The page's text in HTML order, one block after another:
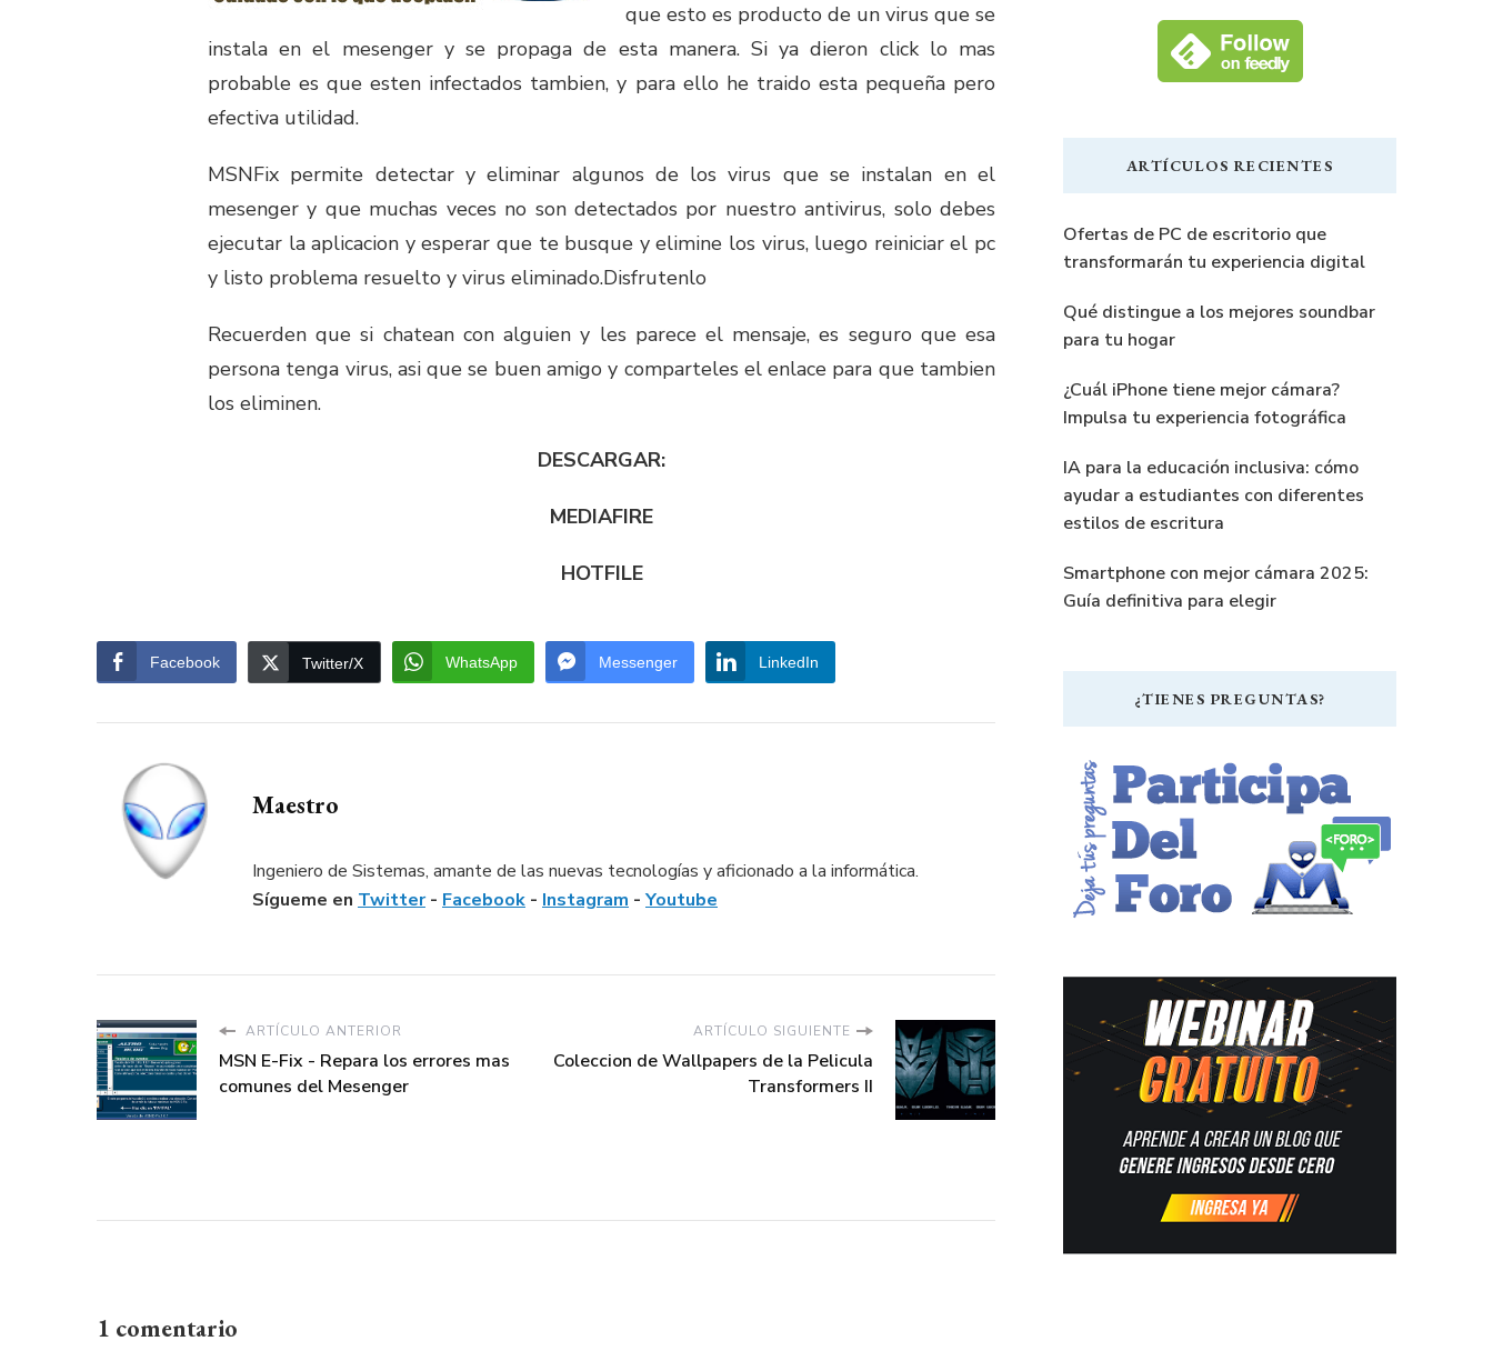
que esto es producto de un virus que se
instala en el mesenger y se propaga de esta manera. Si ya dieron click lo mas
probable es que esten infectados tambien, y para ello he traido esta pequeña pero
efectiva utilidad.
MSNFix permite detectar y eliminar algunos de los virus que se instalan en el
mesenger y que muchas veces no son detectados por nuestro antivirus, solo debes
ejecutar la aplicacion y esperar que te busque y elimine los virus, luego reiniciar el pc
y listo problema resuelto y virus eliminado.Disfrutenlo
Recuerden que si chatean con alguien y les parece el mensaje, es seguro que esa
persona tenga virus, asi que se buen amigo y comparteles el enlace para que tambien
los eliminen.
DESCARGAR:
MEDIAFIRE
HOTFILE
Facebook Twitter/X WhatsApp Messenger LinkedIn
Maestro
Ingeniero de Sistemas, amante de las nuevas tecnologías y aficionado a la informática.
Sígueme en Twitter- Facebook - Instagram - Youtube
ARTÍCULO ANTERIOR
MSN E-Fix - Repara los errores mas
comunes del Mesenger
ARTÍCULO SIGUIENTE
Coleccion de Wallpapers de la Pelicula
Transformers II
1 comentario
ARTÍCULOS RECIENTES
Ofertas de PC de escritorio que
transformarán tu experiencia digital
Qué distingue a los mejores soundbar
para tu hogar
¿Cuál iPhone tiene mejor cámara?
Impulsa tu experiencia fotográfica
IA para la educación inclusiva: cómo
ayudar a estudiantes con diferentes
estilos de escritura
Smartphone con mejor cámara 2025:
Guía definitiva para elegir
¿TIENES PREGUNTAS?